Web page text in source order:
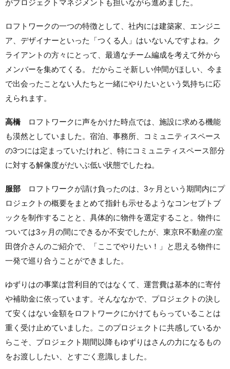
がプロジェクトマネジメントも担いながら進めました。
ロフトワークの一つの特徴として、社内には建築家、エンジニ
ア、デザイナーといった「つくる人」はいないんですよね。ク
ライアントの方々にとって、最適なチーム編成を考えて外から
メンバーを集めてくる。 だからこそ新しい仲間がほしい、今ま
で出会ったことない人たちと一緒にやりたいという気持ちに応
えられます。
高橋 ロフトワークに声をかけた時点では、施設に求める機能
も漠然としていました。宿泊、事務所、コミュニティスペース
の3つには定まっていたけれど、特にコミュニティスペース部分
に対する解像度がだいぶ低い状態でしたね。
服部 ロフトワークが請け負ったのは、3ヶ月という期間内にプ
ロジェクトの概要をまとめて指針も示せるようなコンセプトブ
ックを制作することと、具体的に物件を選定すること。物件に
ついては3ヶ月の間にできるか不安でしたが、東京R不動産の室
田啓介さんのご紹介で、「ここでやりたい！」と思える物件に
一発で巡り合うことができました。
ゆずりはの事業は営利目的ではなくて、運営費は基本的に寄付
や補助金に依っています。そんななかで、プロジェクトの決し
て安くはない金額をロフトワークにかけてもらっていることは
重く受け止めていました。このプロジェクトに共感しているか
らこそ、プロジェクト期間以降もゆずりはさんの力になるもの
をお渡ししたい、とすごく意識しました。